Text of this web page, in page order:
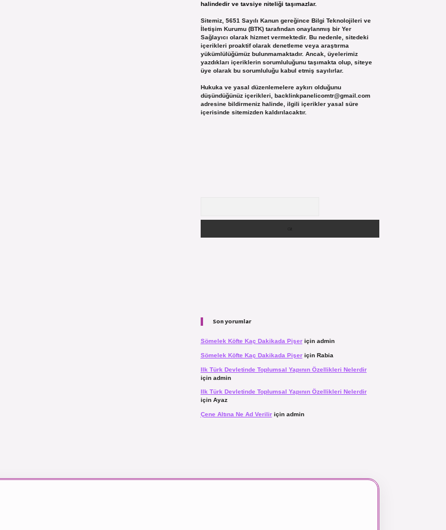
halindedir ve tavsiye niteliği taşımazlar.
Sitemiz, 5651 Sayılı Kanun gereğince Bilgi Teknolojileri ve
İletişim Kurumu (BTK) tarafından onaylanmış bir Yer
Sağlayıcı olarak hizmet vermektedir. Bu nedenle, sitedeki
içerikleri proaktif olarak denetleme veya araştırma
yükümlülüğümüz bulunmamaktadır. Ancak, üyelerimiz
yazdıkları içeriklerin sorumluluğunu taşımakta olup, siteye
üye olarak bu sorumluluğu kabul etmiş sayılırlar.
Hukuka ve yasal düzenlemelere aykırı olduğunu
düşündüğünüz içerikleri, backlinkpanelicomtr@gmail.com
adresine bildirmeniz halinde, ilgili içerikler yasal süre
içerisinde sitemizden kaldırılacaktır.
Son yorumlar
Sömelek Köfte Kaç Dakikada Pişeriçin admin
Sömelek Köfte Kaç Dakikada Pişeriçin Rabia
Ilk Türk Devletinde Toplumsal Yapının Özellikleri Nelerdir
için admin
Ilk Türk Devletinde Toplumsal Yapının Özellikleri Nelerdir
için Ayaz
Çene Altına Ne Ad Veriliriçin admin